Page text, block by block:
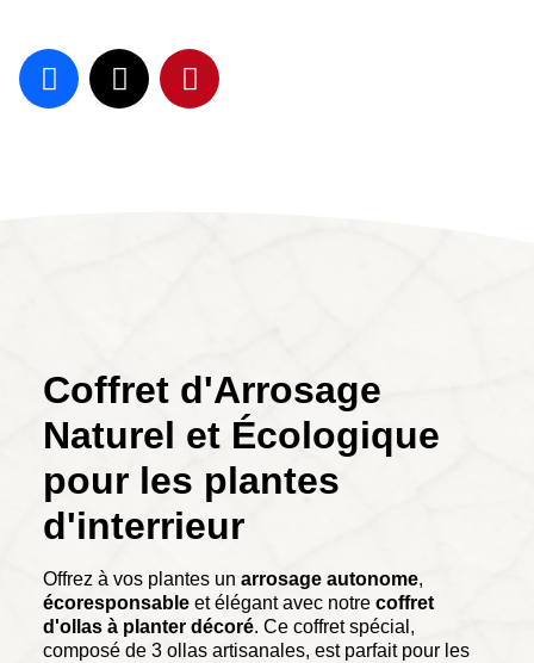
Coffret d'Arrosage
Naturel et Écologique
pour les plantes
d'interrieur
Offrez à vos plantes un arrosage autonome,
écoresponsable et élégant avec notre coffret
d'ollas à planter décoré. Ce coffret spécial,
composé de 3 ollas artisanales, est parfait pour les